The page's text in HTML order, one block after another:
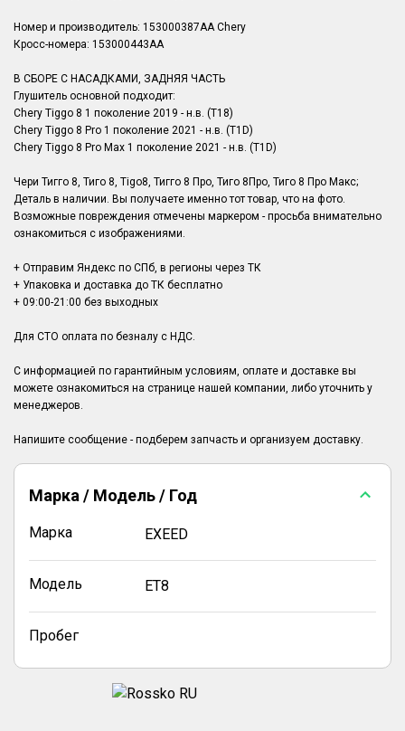
Номер и производитель: 153000387AA Chery
Кросс-номера: 153000443AA
В СБОРЕ С НАСАДКАМИ, ЗАДНЯЯ ЧАСТЬ
Глушитель основной подходит:
Chery Tiggo 8 1 поколение 2019 - н.в. (T18)
Chery Tiggo 8 Pro 1 поколение 2021 - н.в. (T1D)
Chery Tiggo 8 Pro Max 1 поколение 2021 - н.в. (T1D)
Чери Тигго 8, Тиго 8, Tigo8, Тигго 8 Про, Тиго 8Про, Тиго 8 Про Макс;
Деталь в наличии. Вы получаете именно тот товар, что на фото.
Возможные повреждения отмечены маркером - просьба внимательно
ознакомиться с изображениями.
+ Отправим Яндекс по СПб, в регионы через ТК
+ Упаковка и доставка до ТК бесплатно
+ 09:00-21:00 без выходных
Для СТО оплата по безналу с НДС.
С информацией по гарантийным условиям, оплате и доставке вы
можете ознакомиться на странице нашей компании, либо уточнить у
менеджеров.
Марка / Модель / Год
Марка EXEED
Модель ET8
Пробег